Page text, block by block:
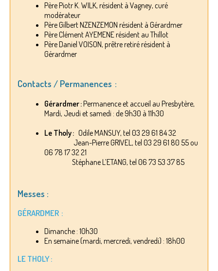
Père Piotr K. WILK, résident à Vagney, curé
modérateur
Père Gilbert NZENZEMON résident à Gérardmer
Père Clément AYEMENE résident au Thillot
Père Daniel VOISON, prêtre retiré résident à
Gérardmer
Contacts / Permanences :
Gérardmer :Permanence et accueil au Presbytère,
Mardi, Jeudi et samedi : de 9h30 à 11h30
Le Tholy : Odile MANSUY, tel 03 29 61 84 32
Jean-Pierre GRIVEL, tel 03 29 61 80 55 ou
06 78 17 32 21
Stéphane L’ETANG, tel 06 73 53 37 85
Messes :
GÉRARDMER :
Dimanche : 10h30
En semaine (mardi, mercredi, vendredi) : 18h00
LE THOLY :